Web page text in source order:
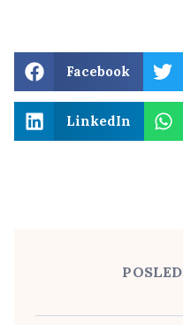
Facebook
LinkedIn